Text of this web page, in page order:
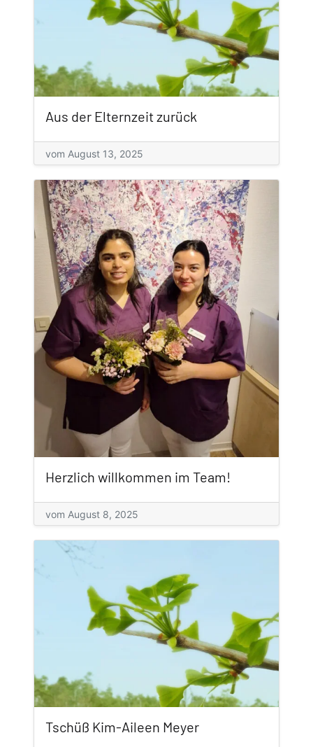
Aus der Elternzeit zurück
vom August 13, 2025
Herzlich willkommen im Team!
vom August 8, 2025
Tschüß Kim-Aileen Meyer